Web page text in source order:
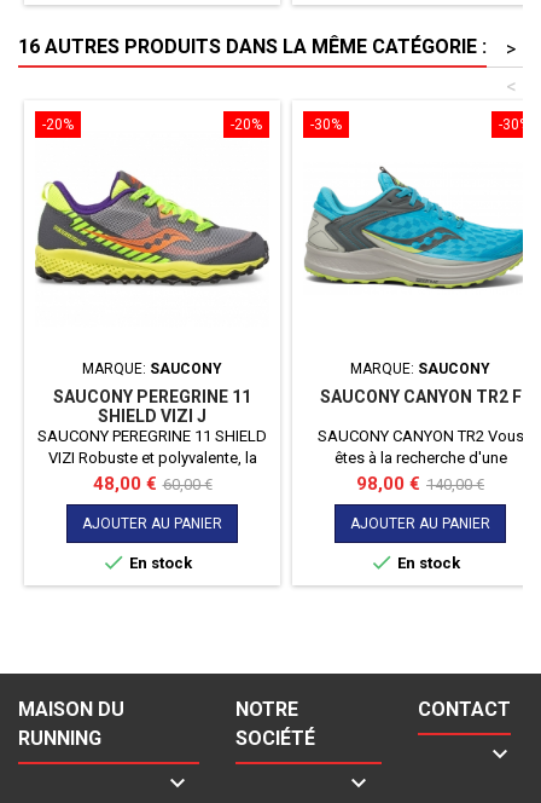
et protège le pied, en particulier
d'Achille et de la cheville. Le
matériau Natex, une fibre 100 %...
16 AUTRES PRODUITS DANS LA MÊME CATÉGORIE :
>
<
-20%
-20%
MARQUE: SAUCONY
SAUCONY PEREGRINE 11
SHIELD VIZI J
SAUCONY PEREGRINE 11 SHIELD
VIZI Robuste et polyvalente, la
Peregrine Shield 11 de Saucony
est une basket polyvalente.
Imperméable, elle saura
accompagner votre enfant dans
tous ses périples !
Prix
48,00 € Prix
de
base
60,00 €
AJOUTER AU PANIER
 En stock
-30%
-30%
MARQUE: SAUCONY
SAUCONY CANYON TR2 F
SAUCONY CANYON TR2 Vous
êtes à la recherche d'une
chaussure qui puisse vous
accompagner autant sur la route
que pour du trail ? Alors voici la
CANYON TR2 qui saura vous
suivre sur différents terrains et
ainsi varier vos plaisirs !
Prix
98,00 € Prix
de
base
140,00 €
AJOUTER AU PANIER
 En stock
MAISON DU
RUNNING

NOTRE
SOCIÉTÉ

CONTACT
